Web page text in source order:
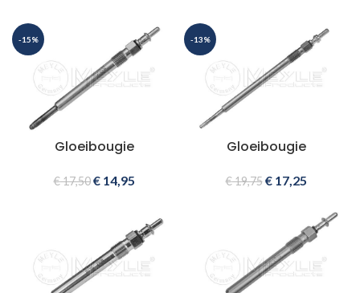
-15%
Gloeibougie
€17,50 €14,95
-13%
Gloeibougie
€19,75 €17,25